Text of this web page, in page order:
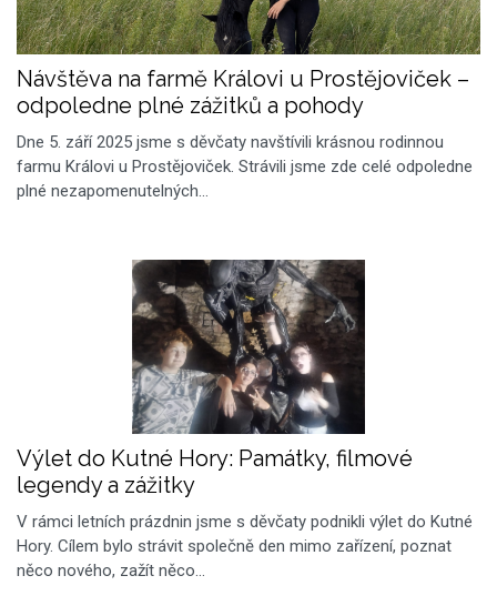
Návštěva na farmě Královi u Prostějoviček –
odpoledne plné zážitků a pohody
Dne 5. září 2025 jsme s děvčaty navštívili krásnou rodinnou
farmu Královi u Prostějoviček. Strávili jsme zde celé odpoledne
plné nezapomenutelných…
Výlet do Kutné Hory: Památky, filmové
legendy a zážitky
V rámci letních prázdnin jsme s děvčaty podnikli výlet do Kutné
Hory. Cílem bylo strávit společně den mimo zařízení, poznat
něco nového, zažít něco…